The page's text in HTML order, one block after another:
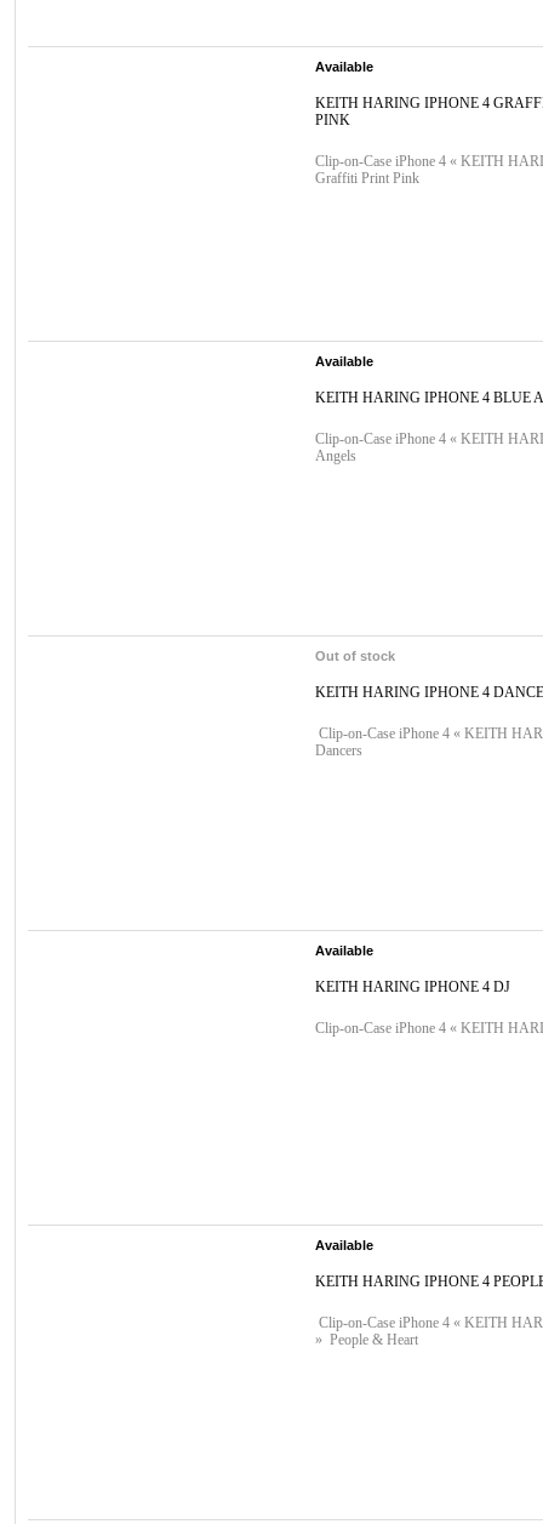
Available
KEITH HARING IPHONE 4
PINK
Clip-on-Case iPhone 4 « KEITH
Graffiti Print Pink
Available
KEITH HARING IPHONE 4 BLUE
Clip-on-Case iPhone 4 « KEITH
Angels
Out of stock
KEITH HARING IPHONE 4
Clip-on-Case iPhone 4 « KEITH
Dancers
Available
KEITH HARING IPHONE 4 DJ
Clip-on-Case iPhone 4 « KEITH
Available
KEITH HARING IPHONE 4
Clip-on-Case iPhone 4 « KEITH
» People & Heart